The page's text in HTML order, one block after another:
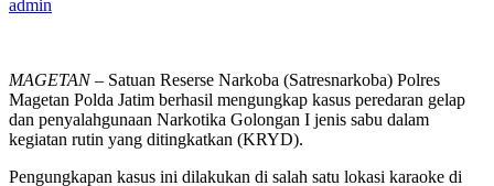
admin
MAGETAN– Satuan Reserse Narkoba (Satresnarkoba) Polres
Magetan Polda Jatim berhasil mengungkap kasus peredaran gelap
dan penyalahgunaan Narkotika Golongan I jenis sabu dalam
kegiatan rutin yang ditingkatkan (KRYD).
Pengungkapan kasus ini dilakukan di salah satu lokasi karaoke di